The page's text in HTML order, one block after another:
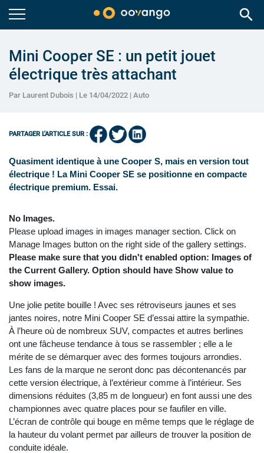
search
Mini Cooper SE : un petit jouet
électrique très attachant
Par Laurent Dubois | Le 14/04/2022 | Auto
PARTAGER L'ARTICLE SUR :
Quasiment identique à une Cooper S, mais en version tout
électrique ! La Mini Cooper SE se positionne en compacte
électrique premium. Essai.
No Images.
Please upload images in images manager section. Click on
Manage Images button on the right side of the gallery settings.
Please make sure that you didn't enabled option: Images of
the Current Gallery. Option should have Show value to
show images.
Une jolie petite bouille ! Avec ses rétroviseurs jaunes et ses
jantes noires, notre Mini Cooper SE d’essai attire la sympathie.
À l’heure où de nombreux SUV, compactes et autres berlines
ont une fâcheuse tendance à tous se rassembler ; elle a le
mérite de se démarquer avec des formes toujours arrondies.
Les fans de la marque ne seront donc pas décontenancés par
cette version électrique, à l’extérieur comme à l’intérieur. Ses
dimensions réduites (3,85 m de longueur) en font aussi une des
championnes avec quatre places pour se faufiler en ville.
L’écran de contrôle qui bouge en même temps que le réglage de
la hauteur du volant permet par ailleurs de trouver la position de
conduite idéale.